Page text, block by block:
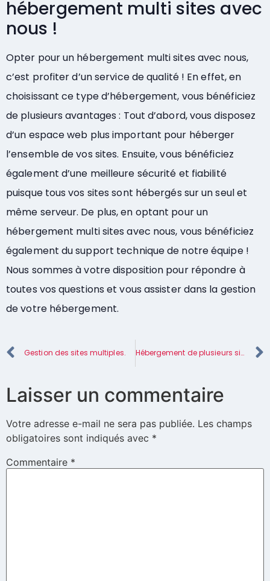
hébergement multi sites avec
nous !
Opter pour un hébergement multi sites avec nous,
c’est profiter d’un service de qualité ! En effet, en
choisissant ce type d’hébergement, vous bénéficiez
de plusieurs avantages : Tout d’abord, vous disposez
d’un espace web plus important pour héberger
l’ensemble de vos sites. Ensuite, vous bénéficiez
également d’une meilleure sécurité et fiabilité
puisque tous vos sites sont hébergés sur un seul et
même serveur. De plus, en optant pour un
hébergement multi sites avec nous, vous bénéficiez
également du support technique de notre équipe !
Nous sommes à votre disposition pour répondre à
toutes vos questions et vous assister dans la gestion
de votre hébergement.
Gestion des sites multiples. Hébergement de plusieurs sites.
Laisser un commentaire
Votre adresse e-mail ne sera pas publiée. Les champs
obligatoires sont indiqués avec *
Commentaire *